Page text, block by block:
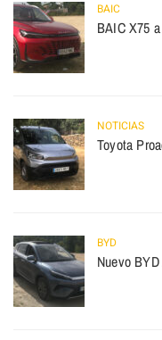
BAIC
BAIC X75
NOTICIAS
Toyota
BYD
Nuevo